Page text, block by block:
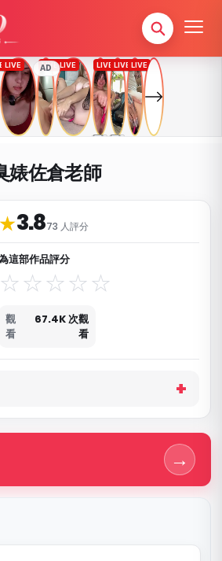
AD
婊佐倉老師
★3.873 人評分
這部作品評分
觀
看
67.4K 次觀
看
分類
→